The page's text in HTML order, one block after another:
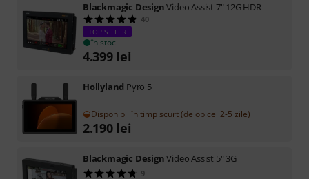
Blackmagic DesignVideo Assist 7" 12G HDR
40
TOP SELLER
în stoc
4.399 lei
Hollyland Pyro 5
Disponibil în timp scurt (de obicei 2-5 zile)
2.190 lei
Blackmagic DesignVideo Assist 5" 3G
9